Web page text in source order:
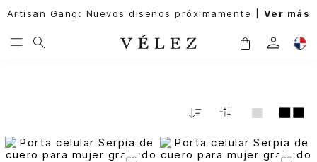
Artisan Gang: Nuevos diseños próximamente | Ver más
Fecha